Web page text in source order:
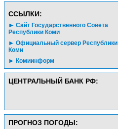
CСЫЛКИ:
Сайт Государственного Совета
Республики Коми
Официальный сервер Республики
Коми
Комиинформ
ЦЕНТРАЛЬНЫЙ БАНК РФ:
ПРОГНОЗ ПОГОДЫ: